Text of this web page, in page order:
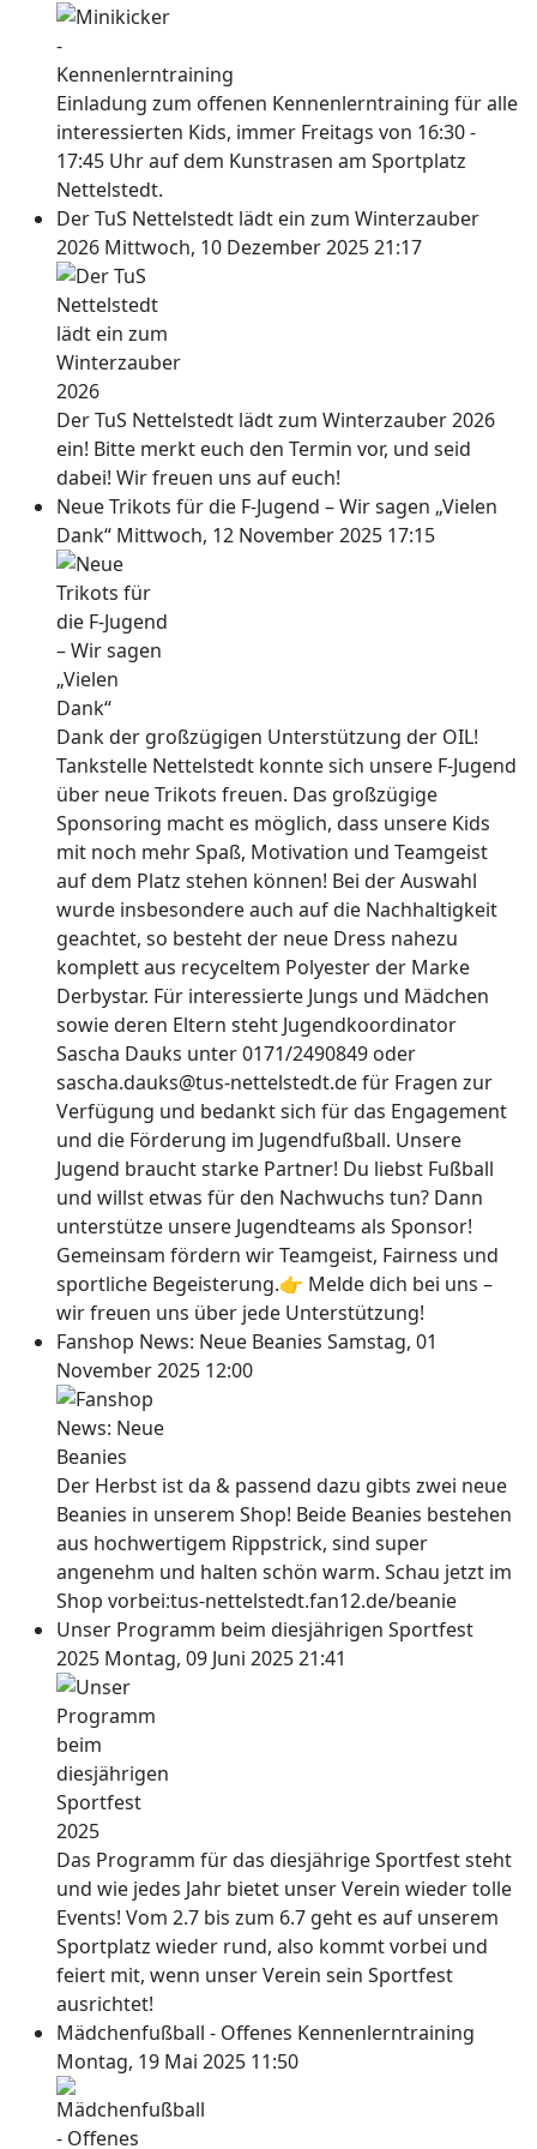
Einladung zum offenen Kennenlerntraining für alle
interessierten Kids, immer Freitags von 16:30 -
17:45 Uhr auf dem Kunstrasen am Sportplatz
Nettelstedt.
Der TuS Nettelstedt lädt ein zum Winterzauber
2026 Mittwoch, 10 Dezember 2025 21:17
Der TuS Nettelstedt lädt zum Winterzauber 2026
ein! Bitte merkt euch den Termin vor, und seid
dabei! Wir freuen uns auf euch!
Neue Trikots für die F-Jugend – Wir sagen „Vielen
Dank“ Mittwoch, 12 November 2025 17:15
Dank der großzügigen Unterstützung der OIL!
Tankstelle Nettelstedt konnte sich unsere F-Jugend
über neue Trikots freuen. Das großzügige
Sponsoring macht es möglich, dass unsere Kids
mit noch mehr Spaß, Motivation und Teamgeist
auf dem Platz stehen können! Bei der Auswahl
wurde insbesondere auch auf die Nachhaltigkeit
geachtet, so besteht der neue Dress nahezu
komplett aus recyceltem Polyester der Marke
Derbystar. Für interessierte Jungs und Mädchen
sowie deren Eltern steht Jugendkoordinator
Sascha Dauks unter 0171/2490849 oder
sascha.dauks@tus-nettelstedt.de für Fragen zur
Verfügung und bedankt sich für das Engagement
und die Förderung im Jugendfußball. Unsere
Jugend braucht starke Partner! Du liebst Fußball
und willst etwas für den Nachwuchs tun? Dann
unterstütze unsere Jugendteams als Sponsor!
Gemeinsam fördern wir Teamgeist, Fairness und
sportliche Begeisterung.👉 Melde dich bei uns –
wir freuen uns über jede Unterstützung!
Fanshop News: Neue Beanies Samstag, 01
November 2025 12:00
Der Herbst ist da & passend dazu gibts zwei neue
Beanies in unserem Shop! Beide Beanies bestehen
aus hochwertigem Rippstrick, sind super
angenehm und halten schön warm. Schau jetzt im
Shop vorbei:tus-nettelstedt.fan12.de/beanie
Unser Programm beim diesjährigen Sportfest
2025 Montag, 09 Juni 2025 21:41
Das Programm für das diesjährige Sportfest steht
und wie jedes Jahr bietet unser Verein wieder tolle
Events! Vom 2.7 bis zum 6.7 geht es auf unserem
Sportplatz wieder rund, also kommt vorbei und
feiert mit, wenn unser Verein sein Sportfest
ausrichtet!
Mädchenfußball - Offenes Kennenlerntraining
Montag, 19 Mai 2025 11:50